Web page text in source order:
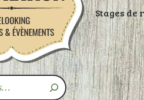
Stages de
TABLES ASSISES
Recherche